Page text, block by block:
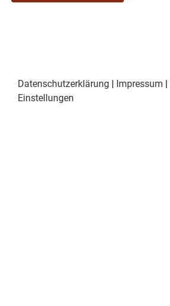
Datenschutzerklärung | Impressum |
Einstellungen